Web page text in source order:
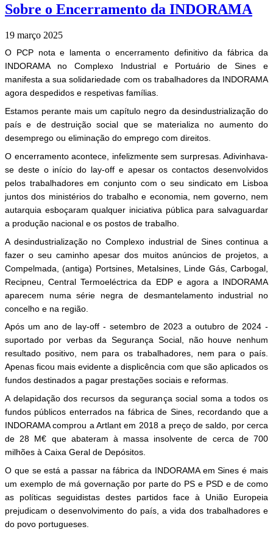
Sobre o Encerramento da INDORAMA
19 março 2025
O PCP nota e lamenta o encerramento definitivo da fábrica da
INDORAMA no Complexo Industrial e Portuário de Sines e
manifesta a sua solidariedade com os trabalhadores da INDORAMA
agora despedidos e respetivas famílias.
Estamos perante mais um capítulo negro da desindustrialização do
país e de destruição social que se materializa no aumento do
desemprego ou eliminação do emprego com direitos.
O encerramento acontece, infelizmente sem surpresas. Adivinhava-
se deste o início do lay-off e apesar os contactos desenvolvidos
pelos trabalhadores em conjunto com o seu sindicato em Lisboa
juntos dos ministérios do trabalho e economia, nem governo, nem
autarquia esboçaram qualquer iniciativa pública para salvaguardar
a produção nacional e os postos de trabalho.
A desindustrialização no Complexo industrial de Sines continua a
fazer o seu caminho apesar dos muitos anúncios de projetos, a
Compelmada, (antiga) Portsines, Metalsines, Linde Gás, Carbogal,
Recipneu, Central Termoeléctrica da EDP e agora a INDORAMA
aparecem numa série negra de desmantelamento industrial no
concelho e na região.
Após um ano de lay-off - setembro de 2023 a outubro de 2024 -
suportado por verbas da Segurança Social, não houve nenhum
resultado positivo, nem para os trabalhadores, nem para o país.
Apenas ficou mais evidente a displicência com que são aplicados os
fundos destinados a pagar prestações sociais e reformas.
A delapidação dos recursos da segurança social soma a todos os
fundos públicos enterrados na fábrica de Sines, recordando que a
INDORAMA comprou a Artlant em 2018 a preço de saldo, por cerca
de 28 M€ que abateram à massa insolvente de cerca de 700
milhões à Caixa Geral de Depósitos.
O que se está a passar na fábrica da INDORAMA em Sines é mais
um exemplo de má governação por parte do PS e PSD e de como
as políticas seguidistas destes partidos face à União Europeia
prejudicam o desenvolvimento do país, a vida dos trabalhadores e
do povo portugueses.